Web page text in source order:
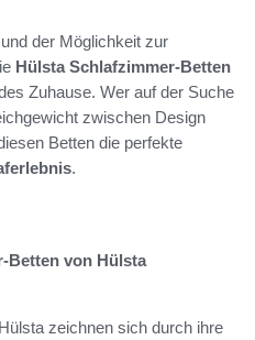
der Möglichkeit zur
Hülsta Schlafzimmer-Betten
Zuhause. Wer auf der Suche
zwischen Design
Betten die perfekte
.
Betten von Hülsta
zeichnen sich durch ihre